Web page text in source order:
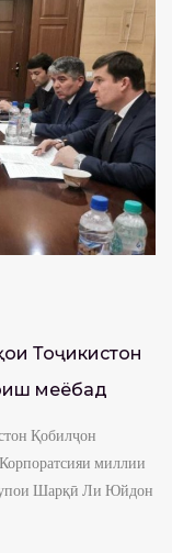
Тоҷикистон
меёбад
Қобилҷон
миллии
Шарқӣ Ли Юйдон